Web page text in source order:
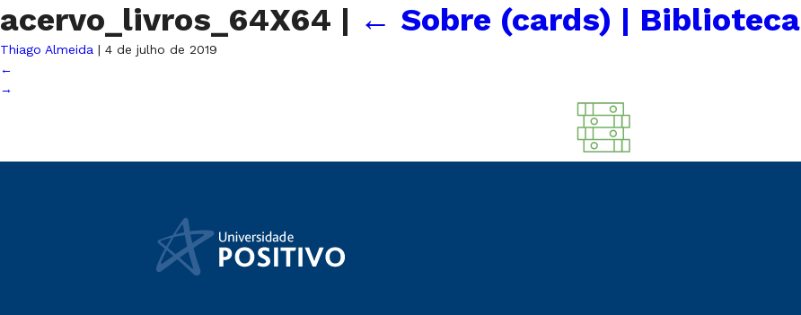
acervo_livros_64X64 | ← Sobre (cards) | Biblioteca
Thiago Almeida | 4 de julho de 2019
←
→